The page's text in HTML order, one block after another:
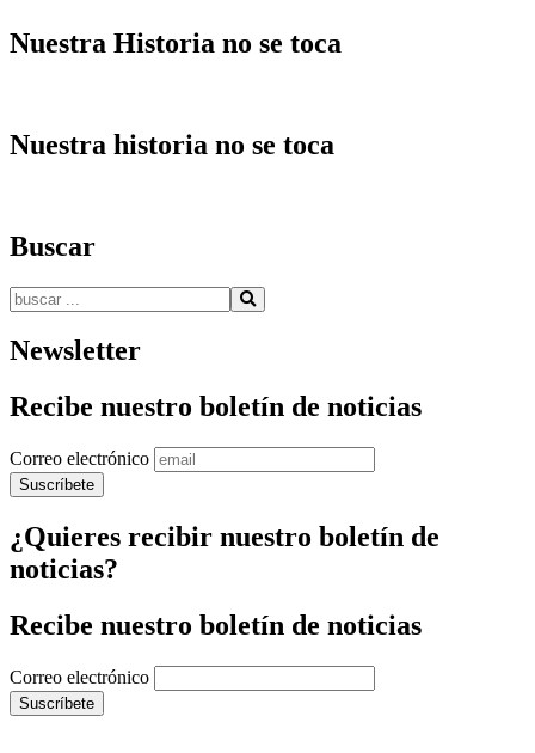
Nuestra Historia no se toca
Nuestra historia no se toca
Buscar
Buscar:
Newsletter
Recibe nuestro boletín de noticias
Correo electrónico
¿Quieres recibir nuestro boletín de
noticias?
Recibe nuestro boletín de noticias
Correo electrónico